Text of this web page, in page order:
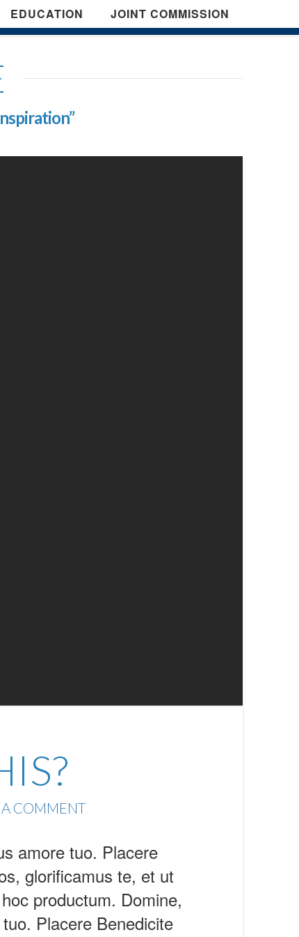
EDUCATION JOINT COMMISSION
A COMMENT
amore tuo. Placere
glorificamus te, et ut
productum. Domine,
Placere Benedicite